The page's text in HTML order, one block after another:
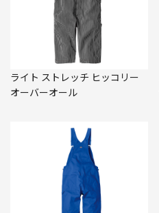
ライト ストレッチ ヒッコリー
オーバーオール